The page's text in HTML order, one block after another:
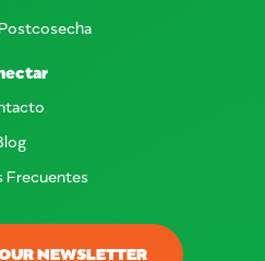
NEWSLETTER
Frecuentes